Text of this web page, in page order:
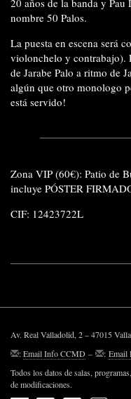
nombre 50 Palos.
La puesta en escena será
violonchelo y contrabajo).
de Jarabe Palo a ritmo de
algún que otro monologo
está servido!
Zona VIP (60€): Patio de
incluye PÓSTER
CIF: 12423722L
Av. Real Valladolid, 2 – 47015
:Email Info CCMD – : Email
Todos los datos de salas,
de modificaciones.